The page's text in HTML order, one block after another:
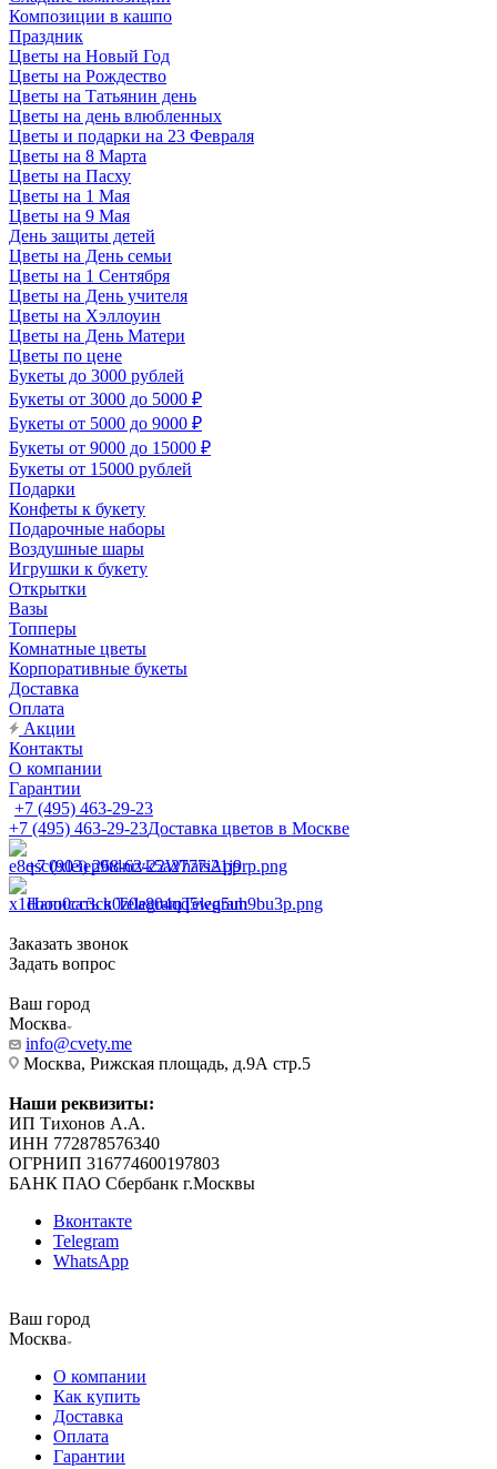
Композиции в кашпо
Праздник
Цветы на Новый Год
Цветы на Рождество
Цветы на Татьянин день
Цветы на день влюбленных
Цветы и подарки на 23 Февраля
Цветы на 8 Марта
Цветы на Пасху
Цветы на 1 Мая
Цветы на 9 Мая
День защиты детей
Цветы на День семьи
Цветы на 1 Сентября
Цветы на День учителя
Цветы на Хэллоуин
Цветы на День Матери
Цветы по цене
Букеты до 3000 рублей
Букеты от 3000 до 5000 ₽
Букеты от 5000 до 9000 ₽
Букеты от 9000 до 15000 ₽
Букеты от 15000 рублей
Подарки
Конфеты к букету
Подарочные наборы
Воздушные шары
Игрушки к букету
Открытки
Вазы
Топперы
Комнатные цветы
Корпоративные букеты
Доставка
Оплата
Акции
Контакты
О компании
Гарантии
+7 (495) 463-29-23
+7 (495) 463-29-23Доставка цветов в Москве
+7 (903) 268-62-22WhatsApp
Написать в TelegramTelegram
Заказать звонок
Задать вопрос
Ваш город
Москва
info@cvety.me
Москва, Рижская площадь, д.9А стр.5
Наши реквизиты:
ИП Тихонов А.А.
ИНН 772878576340
ОГРНИП 316774600197803
БАНК ПАО Сбербанк г.Москвы
Вконтакте
Telegram
WhatsApp
Ваш город
Москва
О компании
Как купить
Доставка
Оплата
Гарантии